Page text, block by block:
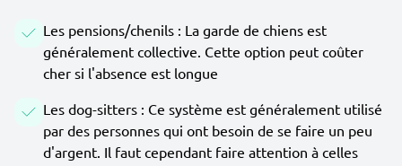
Les pensions/chenils : La garde de chiens est
généralement collective. Cette option peut coûter
cher si l'absence est longue
Les dog-sitters : Ce système est généralement utilisé
par des personnes qui ont besoin de se faire un peu
d'argent. Il faut cependant faire attention à celles